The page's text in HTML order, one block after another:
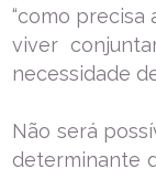
“como precisa
viver
necessidade
Não será
determinante